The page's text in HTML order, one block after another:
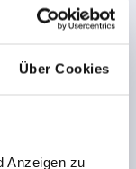
Über Cookies
Anzeigen zu